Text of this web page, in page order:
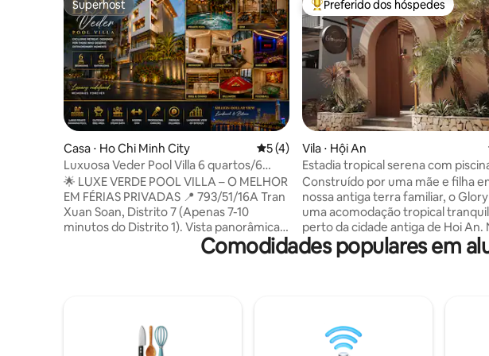
Superhost
Superhost
Casa ⋅ Ho Chi Minh City 5 de uma avaliação média de 5, 4
5 (4)
Luxuosa Veder Pool Villa 6 quartos/6
banheiros Saigon Central
🌟 LUXE VERDE POOL VILLA – O MELHOR
EM FÉRIAS PRIVADAS 📍 793/51/16A Tran
Xuan Soan, Distrito 7 (Apenas 7-10
minutos do Distrito 1). Vista panorâmica
do Bitexco e do Landmark 81 milhões de
dólares. 👑 Estrutura de luxo: 6 quartos (3
prova de som, bilhar, bilhar, academia
privativa. 🥩 Festa de alto nível:
Entre os melhores preferidos dos
Preferido dos hóspedes
Vila ⋅ Hội An
Estadia tropical serena com
da cidade antiga
Construído por uma mãe e filha
nossa antiga terra familiar, o
uma acomodação tropical
perto da cidade antiga de Hoi An.
vila tem 2 quartos, por isso
acomodar confortavelmente até
praia, a 45 minutos do Aeroporto
Nang. Nossa vila é tranquila, feita
Comodidades populares em